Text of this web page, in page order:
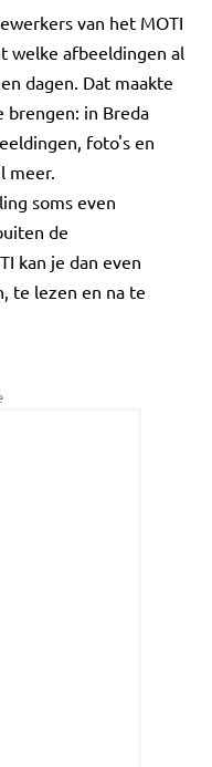
van het MOTI
welke afbeeldingen al
dagen. Dat maakte
brengen: in Breda
foto's en
meer.
soms even
de
kan je dan even
te lezen en na te